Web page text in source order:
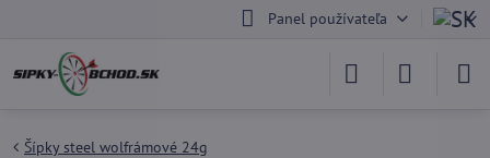
Panel používateľa
Šípky steel wolfrámové 24g